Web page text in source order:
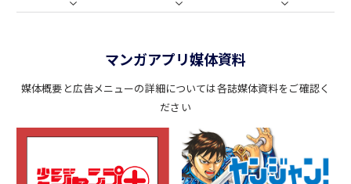
マンガアプリ媒体資料
媒体概要と広告メニューの詳細については各誌媒体資料をご確認く
ださい